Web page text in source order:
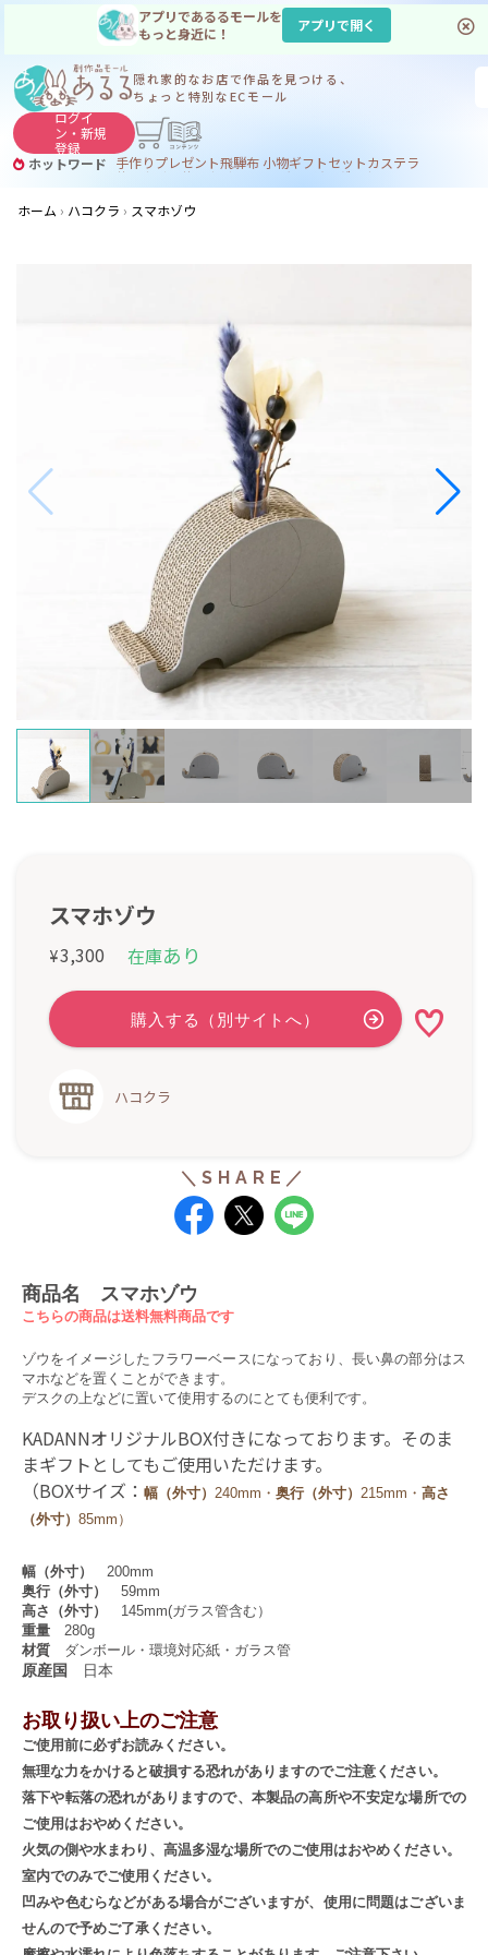
アプリであるるモールを
もっと身近に！
アプリで開く
隠れ家的なお店で作品を見つける、
ちょっと特別なECモール
ログイ
ン・新規
登録
ホットワード 手作りプレゼント飛騨布 小物ギフトセットカステラ
サヌカイト コーヒー
ジンギスカン
ホーム
ハコクラ スマホゾウ
スマホゾウ
¥3,300 在庫あり
ハコクラ
商品名 スマホゾウ
こちらの商品は送料無料商品です
ゾウをイメージしたフラワーベースになっており、長い鼻の部分はス
マホなどを置くことができます。
デスクの上などに置いて使用するのにとても便利です。
KADANNオリジナルBOX付きになっております。そのま
まギフトとしてもご使用いただけます。
（BOXサイズ： 幅（外寸） 240mm・ 奥行（外寸） 215mm・ 高さ
（外寸） 85mm）
幅（外寸）
200mm
奥行（外寸）
59mm
高さ
（外寸）
145mm(ガラス管含む）
重量 280g
材質 ダンボール・環境対応紙・ガラス管
原産国 日本
お取り扱い上のご注意
ご使用前に必ずお読みください。
無理な力をかけると破損する恐れがありますのでご注意ください。
落下や転落の恐れがありますので、本製品の高所や不安定な場所での
ご使用はおやめください。
火気の側や水まわり、高温多湿な場所でのご使用はおやめください。
室内でのみでご使用ください。
凹みや色むらなどがある場合がございますが、使用に問題はございま
せんので予めご了承ください。